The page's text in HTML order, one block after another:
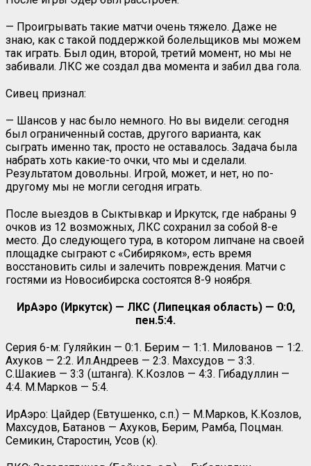
— Проигрывать такие матчи очень тяжело. Даже не
знаю, как с такой поддержкой болельщиков мы можем
так играть. Был один, второй, третий момент, но мы не
забивали. ЛКС же создал два момента и забил два гола.
Сивец признал:
— Шансов у нас было немного. Но вы видели: сегодня
был ограниченный состав, другого варианта, как
сыграть именно так, просто не оставалось. Задача была
набрать хоть какие-то очки, что мы и сделали.
Результатом довольны. Игрой, может, и нет, но по-
другому мы не могли сегодня играть.
После выездов в Сыктывкар и Иркутск, где набраны 9
очков из 12 возможных, ЛКС сохранил за собой 8-е
место. До следующего тура, в котором липчане на своей
площадке сыграют с «Сибиряком», есть время
восстановить силы и залечить повреждения. Матчи с
гостями из Новосибирска состоятся 8-9 ноября.
ИрАэро (Иркутск) — ЛКС (Липецкая область) — 0:0,
пен.5:4.
Серия 6-м: Гуляйкин — 0:1. Берим — 1:1. Милованов — 1:2.
Ахуков — 2:2. Ил.Андреев — 2:3. Махсудов — 3:3.
С.Шакиев — 3:3 (штанга). К.Козлов — 4:3. Гибадуллин —
4:4. М.Марков — 5:4.
ИрАэро: Цайдер (Евтушенко, с.п.) — М.Марков, К.Козлов,
Махсудов, Батанов — Ахуков, Берим, Рамба, Поцман.
Семикин, Старостин, Усов (к).